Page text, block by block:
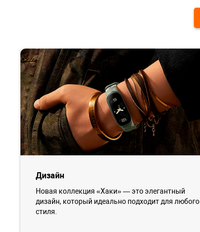
Дизайн
Новая коллекция «Хаки» — это элегантный
дизайн, который идеально подходит для любого
стиля.